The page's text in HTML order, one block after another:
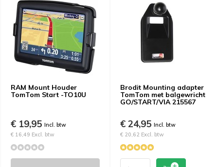
RAM Mount Houder
TomTom Start -TO10U
€ 19,95 Incl. btw
€ 16,49 Excl. btw
Brodit Mounting adapter
TomTom met balgewricht
GO/START/VIA 215567
€ 24,95 Incl. btw
€ 20,62 Excl. btw